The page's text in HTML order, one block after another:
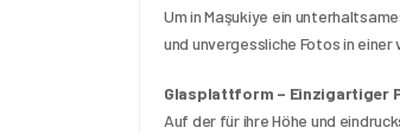
Um in Maşukiye ein
und unvergessliche Fotos in
Glasplattform – Einzigartiger
Auf der für ihre Höhe und